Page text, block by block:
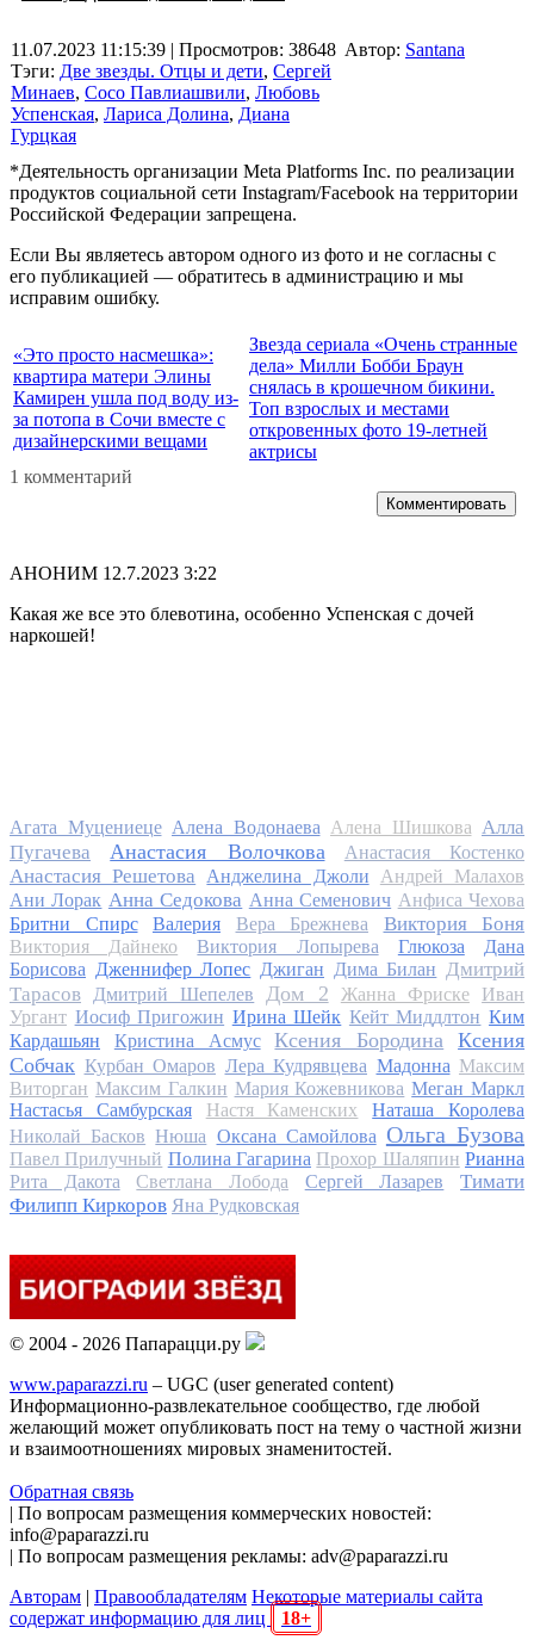
11.07.2023 11:15:39 | Просмотров: 38648
Тэги: Две звезды. Отцы и дети, Сергей
Минаев, Сосо Павлиашвили, Любовь
Успенская, Лариса Долина, Диана
Гурцкая
Автор: Santana
*Деятельность организации Meta Platforms Inc. по реализации
продуктов социальной сети Instagram/Facebook на территории
Российской Федерации запрещена.
Если Вы являетесь автором одного из фото и не согласны с
его публикацией — обратитесь в администрацию и мы
исправим ошибку.
«Это просто насмешка»:
квартира матери Элины
Камирен ушла под воду из-
за потопа в Сочи вместе с
дизайнерскими вещами
Звезда сериала «Очень странные
дела» Милли Бобби Браун
снялась в крошечном бикини.
Топ взрослых и местами
откровенных фото 19-летней
актрисы
1 комментарий
Комментировать
АНОНИМ 12.7.2023 3:22
Какая же все это блевотина, особенно Успенская с дочей
наркошей!
Агата Муцениеце Алена Водонаева Алена Шишкова Алла
Пугачева
Анастасия Волочкова Анастасия Костенко
Анастасия Решетова Анджелина Джоли
Андрей Малахов
Ани Лорак Анна Седокова Анна Семенович Анфиса Чехова
Бритни Спирс
Валерия Вера Брежнева Виктория Боня
Виктория Дайнеко Виктория Лопырева Глюкоза
Дана
Борисова Дженнифер Лопес Джиган Дима Билан
Дмитрий
Тарасов
Дмитрий Шепелев Дом 2 Жанна Фриске
Иван
Ургант Иосиф Пригожин Ирина Шейк Кейт Миддлтон Ким
Кардашьян
Кристина Асмус Ксения Бородина
Ксения
Собчак Курбан Омаров Лера Кудрявцева Мадонна Максим
Виторган Максим Галкин Мария Кожевникова Меган Маркл
Настасья Самбурская
Настя Каменских
Наташа Королева
Николай Басков Нюша Оксана Самойлова Ольга Бузова
Павел Прилучный Полина Гагарина Прохор Шаляпин Рианна
Рита Дакота
Светлана Лобода Сергей Лазарев
Тимати
Филипп Киркоров Яна Рудковская
© 2004 - 2026 Папарацци.ру
www.paparazzi.ru – UGC (user generated content)
Информационно-развлекательное сообщество, где любой
желающий может опубликовать пост на тему о частной жизни
и взаимоотношениях мировых знаменитостей.
Обратная связь
| По вопросам размещения коммерческих новостей:
info@paparazzi.ru
| По вопросам размещения рекламы: adv@paparazzi.ru
Авторам | Правообладателям Некоторые материалы сайта
содержат информацию для лиц
18+